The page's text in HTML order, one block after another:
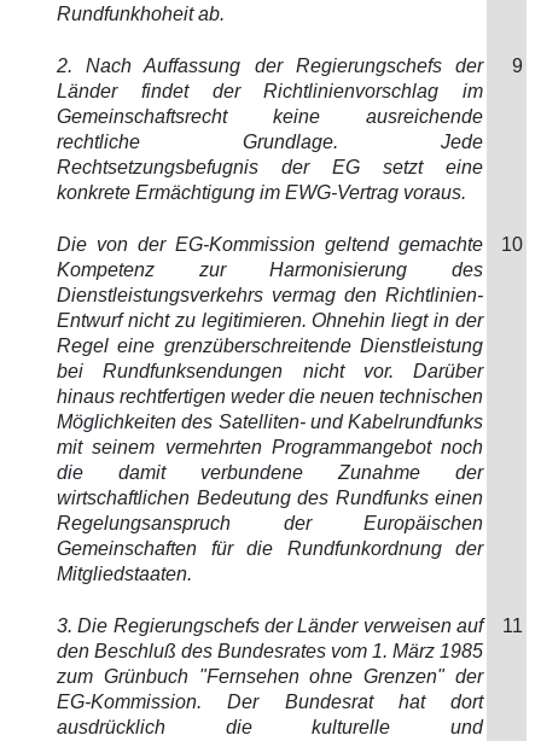
Rundfunkhoheit ab.
2. Nach Auffassung der Regierungschefs der
Länder findet der Richtlinienvorschlag im
Gemeinschaftsrecht keine ausreichende
rechtliche Grundlage. Jede
Rechtsetzungsbefugnis der EG setzt eine
konkrete Ermächtigung im EWG-Vertrag voraus.
9
Die von der EG-Kommission geltend gemachte
Kompetenz zur Harmonisierung des
Dienstleistungsverkehrs vermag den Richtlinien-
Entwurf nicht zu legitimieren. Ohnehin liegt in der
Regel eine grenzüberschreitende Dienstleistung
bei Rundfunksendungen nicht vor. Darüber
hinaus rechtfertigen weder die neuen technischen
Möglichkeiten des Satelliten- und Kabelrundfunks
mit seinem vermehrten Programmangebot noch
die damit verbundene Zunahme der
wirtschaftlichen Bedeutung des Rundfunks einen
Regelungsanspruch der Europäischen
Gemeinschaften für die Rundfunkordnung der
Mitgliedstaaten.
10
3. Die Regierungschefs der Länder verweisen auf
den Beschluß des Bundesrates vom 1. März 1985
zum Grünbuch "Fernsehen ohne Grenzen" der
EG-Kommission. Der Bundesrat hat dort
ausdrücklich die kulturelle und
11